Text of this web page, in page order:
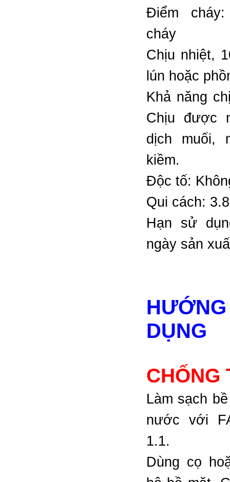
Điểm
cháy
Chịu nhiệt,
lún hoặc
Khả năng
Chịu được
dịch muối,
kiềm.
Độc tố:
Qui cách:
Hạn sử
ngày sản
DỤNG
CHỐNG
Làm sạch
nước với
1.1.
Dùng cọ